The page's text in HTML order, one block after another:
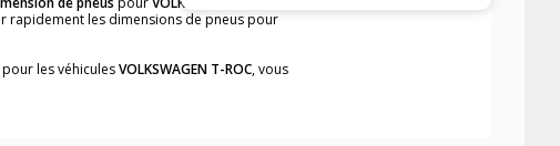
rapidement les dimensions de pneus pour
les véhiculesVOLKSWAGEN T-ROC, vous
des pneumatiques, dans le carnet de bord du